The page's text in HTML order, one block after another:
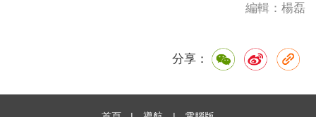
編輯：楊磊
分享：